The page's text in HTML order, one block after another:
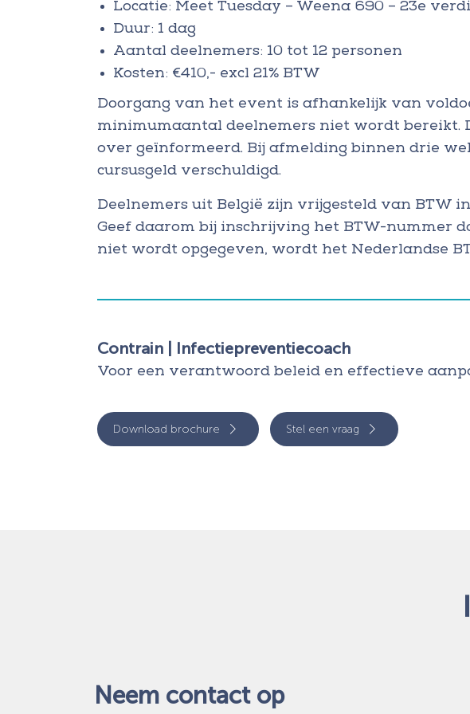
Locatie: Meet Tuesday – Weena 690 – 23e
Duur: 1 dag
Aantal deelnemers: 10 tot 12 personen
Kosten: €410,- excl 21% BTW
Doorgang van het event is afhankelijk van
minimumaantal deelnemers niet wordt
over geïnformeerd. Bij afmelding binnen drie
cursusgeld verschuldigd.
Deelnemers uit België zijn vrijgesteld van BTW
Geef daarom bij inschrijving het BTW-nummer
niet wordt opgegeven, wordt het Nederlandse
Contrain | Infectiepreventiecoach
Voor een verantwoord beleid en effectieve
Download brochure Stel een vraag
Neem contact op